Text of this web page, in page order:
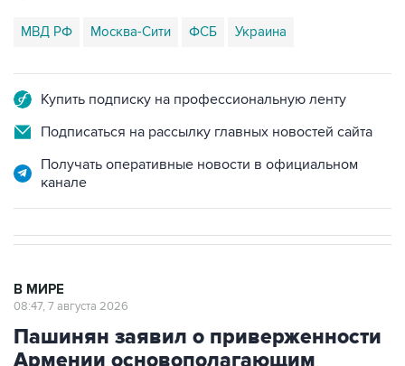
МВД РФ Москва-Сити ФСБ Украина
Купить подписку на профессиональную ленту
Подписаться на рассылку главных новостей сайта
Получать оперативные новости в официальном
канале
В МИРЕ
08:47, 7 августа 2026
Пашинян заявил о приверженности
Армении основополагающим